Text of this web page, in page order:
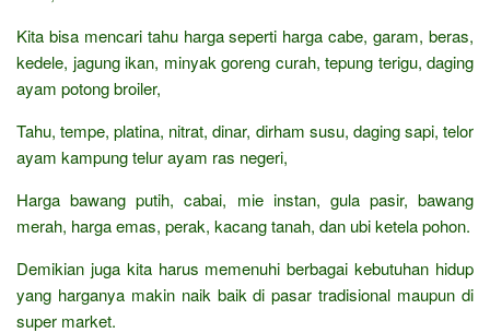
Kita bisa mencari tahu harga seperti harga cabe, garam, beras,
kedele, jagung ikan, minyak goreng curah, tepung terigu, daging
ayam potong broiler,
Tahu, tempe, platina, nitrat, dinar, dirham susu, daging sapi, telor
ayam kampung telur ayam ras negeri,
Harga bawang putih, cabai, mie instan, gula pasir, bawang
merah, harga emas, perak, kacang tanah, dan ubi ketela pohon.
Demikian juga kita harus memenuhi berbagai kebutuhan hidup
yang harganya makin naik baik di pasar tradisional maupun di
super market.